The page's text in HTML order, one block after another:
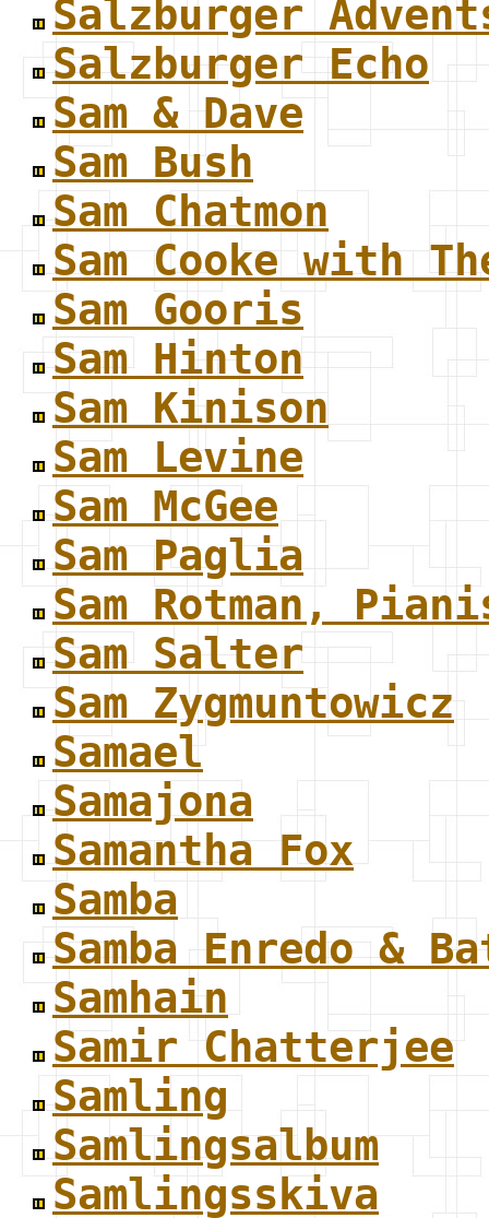
Salzburger
Salzburger Echo
Sam & Dave
Sam Bush
Sam Chatmon
Sam Cooke with
Sam Gooris
Sam Hinton
Sam Kinison
Sam Levine
Sam McGee
Sam Paglia
Sam Rotman,
Sam Salter
Sam Zygmuntowicz
Samael
Samajona
Samantha Fox
Samba
Samba Enredo &
Samhain
Samir Chatterjee
Samling
Samlingsalbum
Samlingsskiva